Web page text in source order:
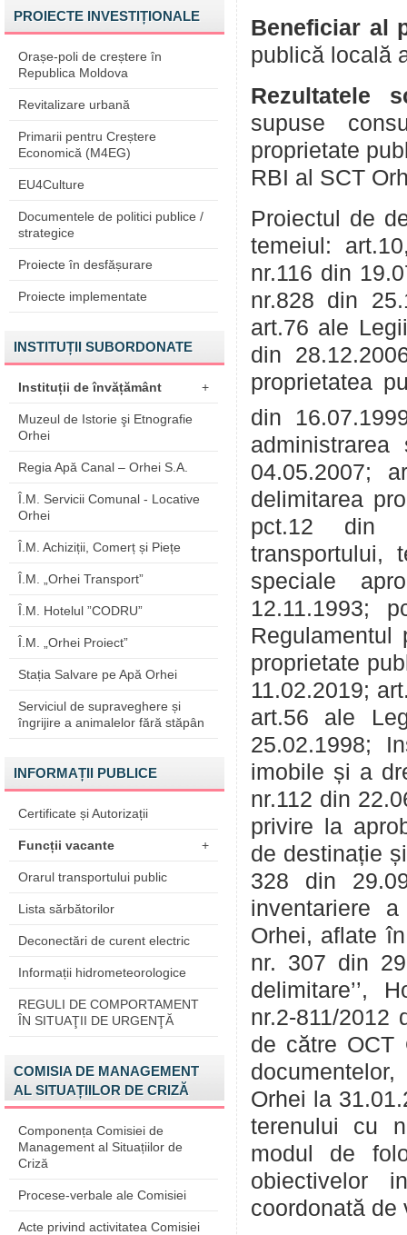
PROIECTE INVESTIȚIONALE
Orașe-poli de creștere în
Republica Moldova
Revitalizare urbană
Primarii pentru Creștere
Economică (M4EG)
EU4Culture
Documentele de politici publice /
strategice
Proiecte în desfășurare
Proiecte implementate
INSTITUȚII SUBORDONATE
Instituții de învățământ +
Muzeul de Istorie şi Etnografie
Orhei
Regia Apă Canal – Orhei S.A.
Î.M. Servicii Comunal - Locative
Orhei
Î.M. Achiziții, Comerț și Piețe
Î.M. „Orhei Transport”
Î.M. Hotelul ”CODRU”
Î.M. „Orhei Proiect”
Stația Salvare pe Apă Orhei
Serviciul de supraveghere și
îngrijire a animalelor fără stăpân
INFORMAȚII PUBLICE
Certificate și Autorizații
Funcții vacante +
Orarul transportului public
Lista sărbătorilor
Deconectări de curent electric
Informații hidrometeorologice
REGULI DE COMPORTAMENT
ÎN SITUAŢII DE URGENŢĂ
COMISIA DE MANAGEMENT
AL SITUAȚIILOR DE CRIZĂ
Componența Comisiei de
Management al Situațiilor de
Criză
Procese-verbale ale Comisiei
Acte privind activitatea Comisiei
Beneficiar al
publică locală
Rezultatele
supuse
proprietate
RBI al SCT
Proiectul de
temeiul:
nr.116 din
nr.828 din
art.76 ale
din
proprietatea
din
04.05.2007;
delimitarea
pct.12 din
transportului,
speciale
12.11.1993;
proprietate
11.02.2019;
art.56 ale
25.02.1998;
imobile și a
nr.112 din
privire la
de destinație
328 din
inventariere
Orhei, aflate
nr. 307 din
delimitare’’,
nr.2-811/2012
de către OCT
Orhei la
terenului cu
modul de
obiectivelor
coordonată de